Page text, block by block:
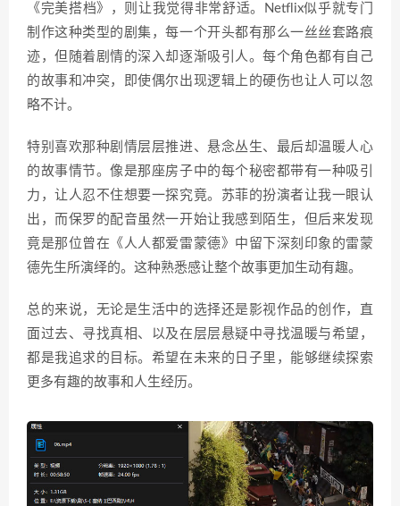
《完美搭档》，则让我觉得非常舒适。Netflix似乎就专门
制作这种类型的剧集，每一个开头都有那么一丝丝套路痕
迹，但随着剧情的深入却逐渐吸引人。每个角色都有自己
的故事和冲突，即使偶尔出现逻辑上的硬伤也让人可以忽
略不计。
特别喜欢那种剧情层层推进、悬念丛生、最后却温暖人心
的故事情节。像是那座房子中的每个秘密都带有一种吸引
力，让人忍不住想要一探究竟。苏菲的扮演者让我一眼认
出，而保罗的配音虽然一开始让我感到陌生，但后来发现
竟是那位曾在《人人都爱雷蒙德》中留下深刻印象的雷蒙
德先生所演绎的。这种熟悉感让整个故事更加生动有趣。
总的来说，无论是生活中的选择还是影视作品的创作，直
面过去、寻找真相、以及在层层悬疑中寻找温暖与希望，
都是我追求的目标。希望在未来的日子里，能够继续探索
更多有趣的故事和人生经历。